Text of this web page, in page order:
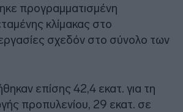
προγραμματισμένη
κλίμακας στο
σχεδόν στο σύνολο των
επίσης 42,4 εκατ. για τη
προπυλενίου, 29 εκατ. σε